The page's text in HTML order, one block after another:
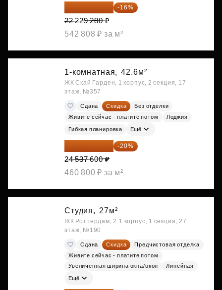
18 672 595 ₽ -16%
22 229 280 ₽
542 808 ₽ за м²
1-комнатная, 42.6м²
ЖК Скай Гарден, 1 корпус, 2 секция, 17
этаж, №357
Сдана Скидка
Без отделки
Живите сейчас - платите потом
Лоджия
Гибкая планировка Ещё
19 630 080 ₽ -20%
24 537 600 ₽
460 800 ₽ за м²
Студия, 27м²
ЖК Роттердам, 2.1 корпус, 1 секция, 27
этаж, №190
Сдана Скидка
Предчистовая отделка
Живите сейчас - платите потом
Увеличенная ширина окна/окон
Линейная
Ещё